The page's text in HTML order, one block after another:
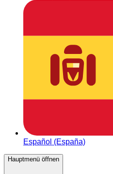
Español (España)
Hauptmenü öffnen